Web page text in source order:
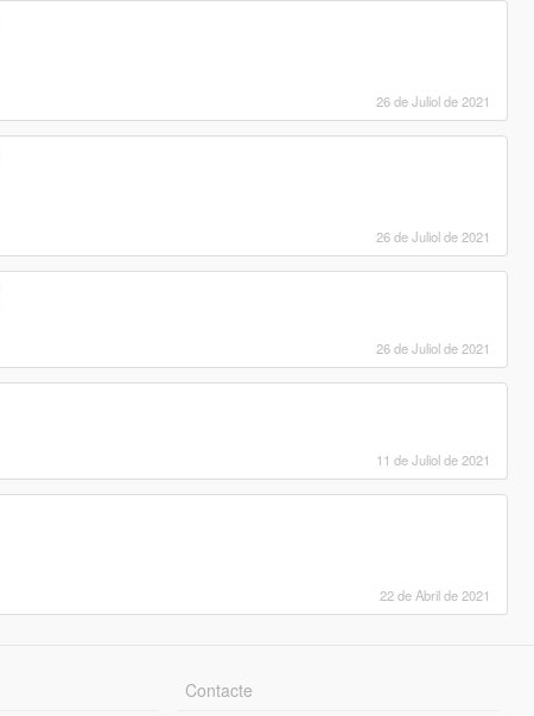
26 de Juliol de 2021
26 de Juliol de 2021
26 de Juliol de 2021
11 de Juliol de 2021
22 de Abril de 2021
Contacte